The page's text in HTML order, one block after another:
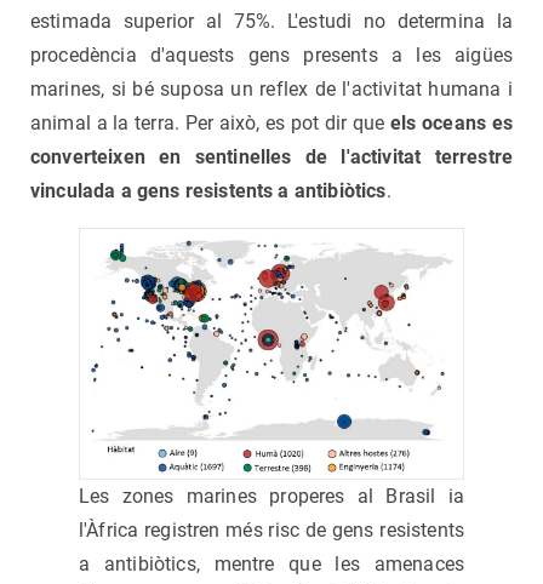
estimada superior al 75%. L'estudi no determina la
procedència d'aquests gens presents a les aigües
marines, si bé suposa un reflex de l'activitat humana i
animal a la terra. Per això, es pot dir que els oceans es
converteixen en sentinelles de l'activitat terrestre
vinculada a gens resistents a antibiòtics.
Les zones marines properes al Brasil ia
l'Àfrica registren més risc de gens resistents
a antibiòtics, mentre que les amenaces